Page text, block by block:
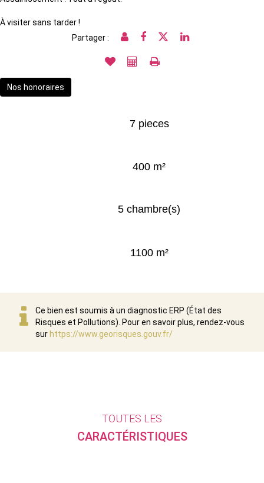
À visiter sans tarder !
Partager :
Nos honoraires
7 pieces
400 m²
5 chambre(s)
1100 m²
Ce bien est soumis à un diagnostic ERP (État des
Risques et Pollutions). Pour en savoir plus, rendez-vous
sur https://www.georisques.gouv.fr/
TOUTES LES
CARACTÉRISTIQUES